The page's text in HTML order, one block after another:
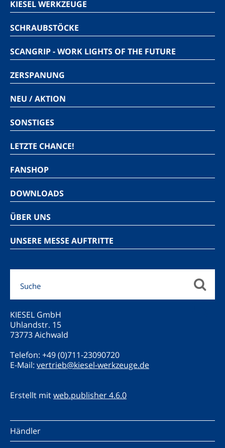
KIESEL WERKZEUGE
SCHRAUBSTÖCKE
SCANGRIP - WORK LIGHTS OF THE FUTURE
ZERSPANUNG
NEU / AKTION
SONSTIGES
LETZTE CHANCE!
FANSHOP
DOWNLOADS
ÜBER UNS
UNSERE MESSE AUFTRITTE
KIESEL GmbH
Uhlandstr. 15
73773 Aichwald
Telefon: +49 (0)711-23090720
E-Mail: vertrieb@kiesel-werkzeuge.de
Erstellt mitweb.publisher 4.6.0
Händler